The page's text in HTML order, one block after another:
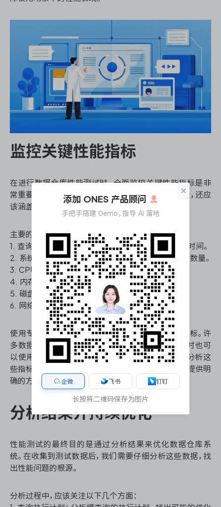
监控关键性能指标
在进行数据仓库性能测试时，全面监控关键性能指标是非
常重要的。这些指标不仅包括查询响应时间和吞吐量，还应
该涵盖系统资源使用情况。
主要的性能指标包括：
1. 查询响应时间：衡量单个查询从提交到返回结果的时间。
2. 系统吞吐量：测量系统在单位时间内能处理的查询数量。
3. CPU使用率：监控处理器的负载情况。
4. 内存使用情况：追踪系统内存的消耗和分配。
5. 磁盘I/O：评估存储系统的读写性能。
6. 网络带宽使用：监控数据传输的效率。
使用专业的监控工具可以帮助我们实时捕获这些指标。许
多数据仓库系统都提供了内置的性能监控功能，同时也可
以使用第三方监控工具来获得更详细的信息。通过分析这
些指标，我们可以识别性能瓶颈，为后续的优化工作提供明
确的方向。
分析结果并持续优化
性能测试的最终目的是通过分析结果来优化数据仓库系
统。在收集到测试数据后，我们需要仔细分析这些数据，找
出性能问题的根源。
分析过程中，应该关注以下几个方面：
×
添加 ONES 产品顾问
手把手搭建 Demo，指导 AI 落地
企微 飞书 钉钉
长按将二维码保存为图片